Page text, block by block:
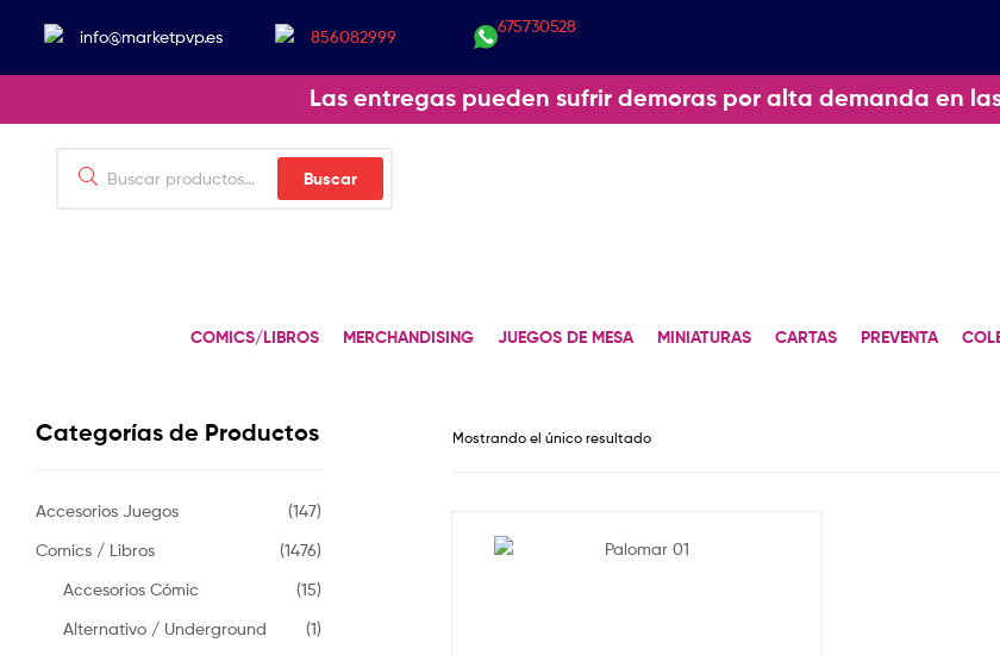
info@marketpvp.es 856082999
675730528
Las entregas pueden sufrir demoras por alta demanda en
Buscar
COMICS/LIBROS MERCHANDISING JUEGOS DE MESA MINIATURAS CARTAS PREVENTA
Mostrando el único resultado
Categorías de Productos
Accesorios Juegos
(147)
Comics / Libros
(1476)
Accesorios Cómic
(15)
Alternativo / Underground
(1)